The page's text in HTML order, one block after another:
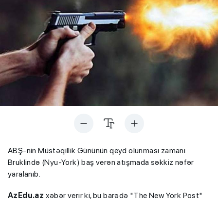
ABŞ-nin Müstəqillik Gününün qeyd olunması zamanı
Bruklində (Nyu-York) baş verən atışmada səkkiz nəfər
yaralanıb.
AzEdu.az xəbər verir ki, bu barədə "The New York Post"